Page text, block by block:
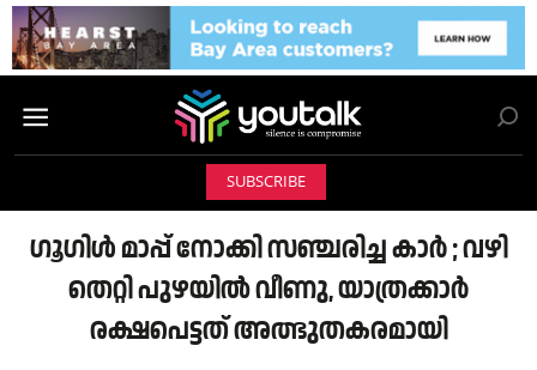
SUBSCRIBE
ഗൂഗിൾ മാപ്പ് നോക്കി സഞ്ചരിച്ച കാർ ; വഴി
തെറ്റി പുഴയിൽ വീണു, യാത്രക്കാർ
രക്ഷപെട്ടത് അത്ഭുതകരമായി